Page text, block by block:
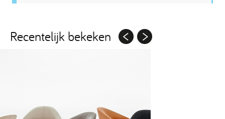
Recentelijk bekeken